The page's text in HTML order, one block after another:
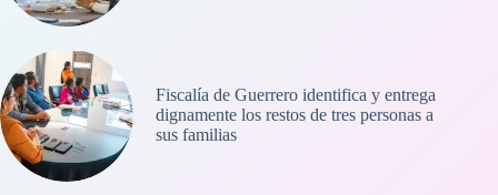
Fiscalía de Guerrero identifica y entrega
dignamente los restos de tres personas a
sus familias